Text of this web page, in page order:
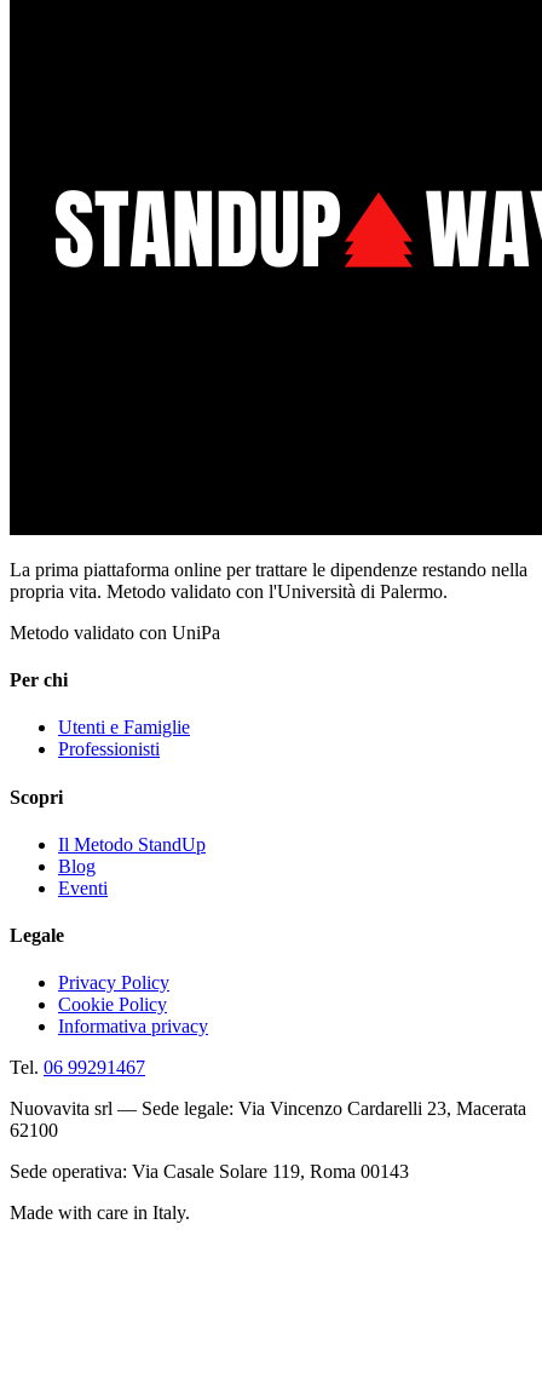
La prima piattaforma online per trattare le dipendenze restando nella
propria vita. Metodo validato con l'Università di Palermo.
Metodo validato con UniPa
Per chi
Utenti e Famiglie
Professionisti
Scopri
Il Metodo StandUp
Blog
Eventi
Legale
Privacy Policy
Cookie Policy
Informativa privacy
Tel. 06 99291467
Nuovavita srl — Sede legale: Via Vincenzo Cardarelli 23, Macerata
62100
Sede operativa: Via Casale Solare 119, Roma 00143
Made with care in Italy.